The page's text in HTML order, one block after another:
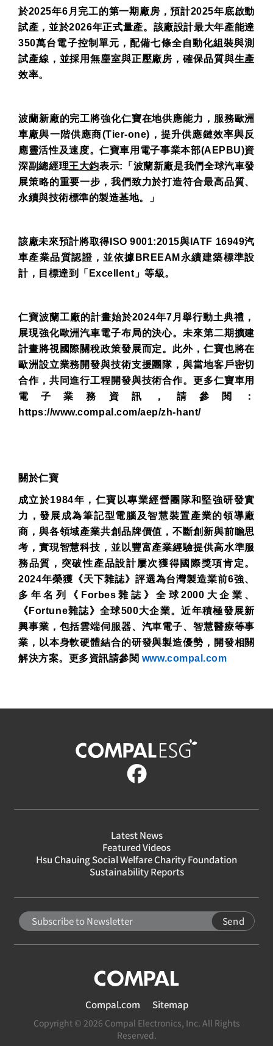
於2025年6 月完工的第一期廠房，預計2025年底啟動
試產，並於2026年正式量產。該廠設計最大年產能達
350萬台電子控制單元，配備七條全自動化組裝與測
試產線，並採用無塵室與正壓廠房，確保品質與生產
效率。
波蘭新廠的完工將強化仁寶在地供應能力，服務歐洲
車廠與一階供應商(Tier-one) ，提升供應鏈效率與反
應靈活性及速度。仁寶車用電子事業本部(AEPBU)資
深副總經理王大鈞表示:
「波蘭新廠是我們全球汽車發
展策略的重要一步，我們致力於打造符合最高品質、
永續與技術標準的製造基地。」
該廠未來預計將取得ISO 9001:2015與 IATF 16949汽
車產業品質認證，並依據 BREEAM 永續建築標準設
計，目標達到「 Excellent 」等級。
仁寶波蘭工廠的計畫始於2024年7 月舉行動土典禮，
展現強化歐洲汽車電子布局的決心。未來第二期擴建
計畫將視國際關稅政策發展而定。此外，仁寶也將在
歐洲設立業務開發與技術支援團隊，與當地客戶密切
合作，共同進行工程開發與技術合作。更多仁寶車用
電子業務資訊，請參閱：
https://www.compal.com/aep/zh-hant/
關於仁寶
成立於1984年，仁寶以專業經營團隊和堅強研發實
力，發展成為筆記型電腦及智慧裝置產業的領導廠
商，與各領域產業共創品牌價值，不斷創新與前瞻思
考，實現智慧科技，並以豐富產業經驗提供高水準服
務品質，突破性產品設計屢次獲得國際獎項肯定。
2024年榮獲《天下雜誌》評選為台灣製造業前6強、
多年名列《 Forbes 雜誌》全球2000 大企業、
《 Fortune雜誌》全球500大企業。近年積極發展新
興事業，包括雲端伺服器、汽車電子、智慧醫療等事
業，以本身軟硬體結合的研發與製造優勢，開發相關
解決方案。更多資訊請參閱 www.compal.com
Latest News
Featured Videos
Hsu Chauing Social Welfare Charity Foundation
Sustainability Reports
Send
Compal.com Sitemap
Copyright © 2026 Compal Electronics, Inc. All Rights
Reserved.